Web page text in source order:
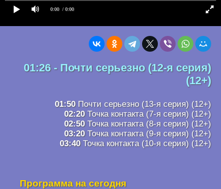
0:00 / 0:00
01:26 - Почти серьезно (12-я серия)
(12+)
01:50Почти серьезно (13-я серия) (12+)
02:20Точка контакта (7-я серия) (12+)
02:50Точка контакта (8-я серия) (12+)
03:20Точка контакта (9-я серия) (12+)
03:40Точка контакта (10-я серия) (12+)
Программа на сегодня